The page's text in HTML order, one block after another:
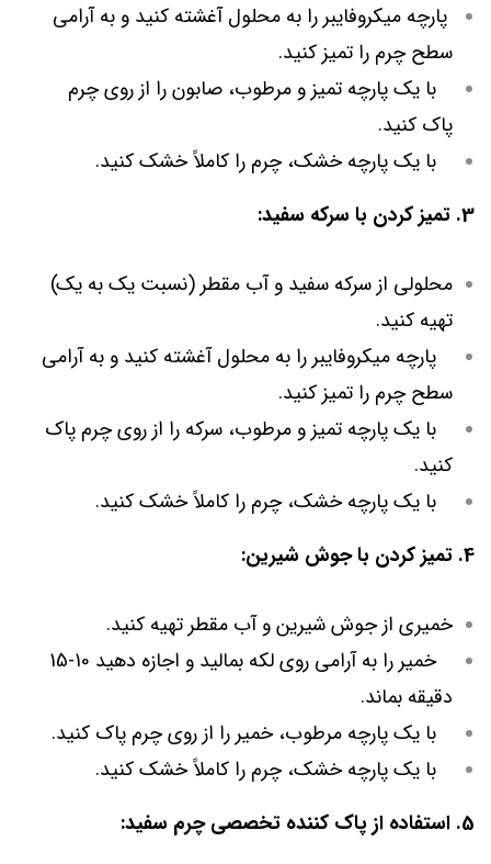
پارچه میکروفایبر را به محلول آغشته کنید و به آرامی
سطح چرم را تمیز کنید.
با یک پارچه تمیز و مرطوب، صابون را از روی چرم
پاک کنید.
با یک پارچه خشک، چرم را کاملاً خشک کنید.
3. تمیز کردن با سرکه سفید:
محلولی از سرکه سفید و آب مقطر (نسبت یک به یک)
تهیه کنید.
پارچه میکروفایبر را به محلول آغشته کنید و به آرامی
سطح چرم را تمیز کنید.
با یک پارچه تمیز و مرطوب، سرکه را از روی چرم پاک
کنید.
با یک پارچه خشک، چرم را کاملاً خشک کنید.
4. تمیز کردن با جوش شیرین:
خمیری از جوش شیرین و آب مقطر تهیه کنید.
خمیر را به آرامی روی لکه بمالید و اجازه دهید 10-15
دقیقه بماند.
با یک پارچه مرطوب، خمیر را از روی چرم پاک کنید.
با یک پارچه خشک، چرم را کاملاً خشک کنید.
5. استفاده از پاک کننده تخصصی چرم سفید: